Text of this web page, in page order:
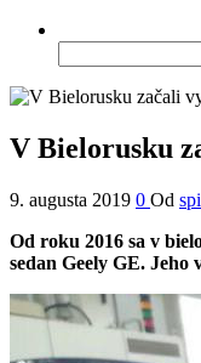
V Bielorusku
9. augusta 2019 0 Od
Od roku 2016 sa v
sedan Geely GE. Jeho